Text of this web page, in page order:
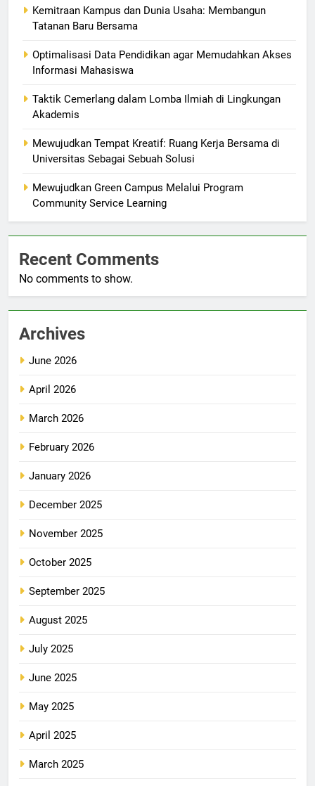
Kemitraan Kampus dan Dunia Usaha: Membangun
Tatanan Baru Bersama
Optimalisasi Data Pendidikan agar Memudahkan Akses
Informasi Mahasiswa
Taktik Cemerlang dalam Lomba Ilmiah di Lingkungan
Akademis
Mewujudkan Tempat Kreatif: Ruang Kerja Bersama di
Universitas Sebagai Sebuah Solusi
Mewujudkan Green Campus Melalui Program
Community Service Learning
Recent Comments
No comments to show.
Archives
June 2026
April 2026
March 2026
February 2026
January 2026
December 2025
November 2025
October 2025
September 2025
August 2025
July 2025
June 2025
May 2025
April 2025
March 2025